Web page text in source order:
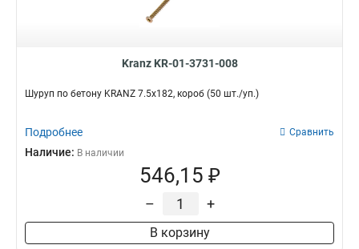
Kranz KR-01-3731-008
Шуруп по бетону KRANZ 7.5х182, короб (50 шт./уп.)
Подробнее Сравнить
Наличие: В наличии
546,15 ₽
– +
В корзину